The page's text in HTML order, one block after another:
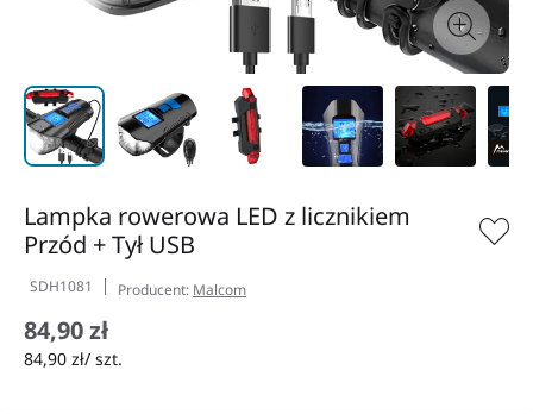
Lampka rowerowa LED z licznikiem
Przód + Tył USB
SDH1081 Producent: Malcom
84,90 zł
84,90 zł/ szt.